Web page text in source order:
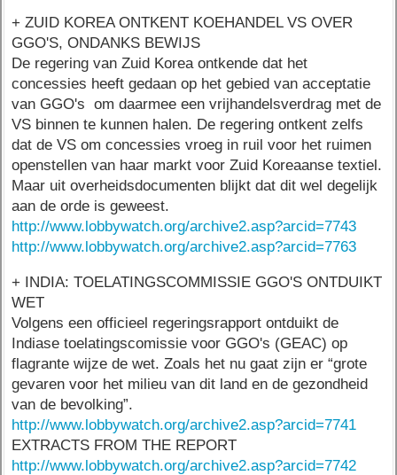
+ ZUID KOREA ONTKENT KOEHANDEL VS OVER
GGO'S, ONDANKS BEWIJS
De regering van Zuid Korea ontkende dat het
concessies heeft gedaan op het gebied van acceptatie
van GGO's om daarmee een vrijhandelsverdrag met de
VS binnen te kunnen halen. De regering ontkent zelfs
dat de VS om concessies vroeg in ruil voor het ruimen
openstellen van haar markt voor Zuid Koreaanse textiel.
Maar uit overheidsdocumenten blijkt dat dit wel degelijk
aan de orde is geweest.
http://www.lobbywatch.org/archive2.asp?arcid=7743
http://www.lobbywatch.org/archive2.asp?arcid=7763
+ INDIA: TOELATINGSCOMMISSIE GGO'S ONTDUIKT
WET
Volgens een officieel regeringsrapport ontduikt de
Indiase toelatingscomissie voor GGO's (GEAC) op
flagrante wijze de wet. Zoals het nu gaat zijn er “grote
gevaren voor het milieu van dit land en de gezondheid
van de bevolking”.
http://www.lobbywatch.org/archive2.asp?arcid=7741
EXTRACTS FROM THE REPORT
http://www.lobbywatch.org/archive2.asp?arcid=7742